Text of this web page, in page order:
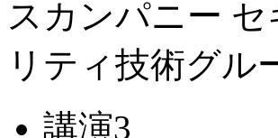
スカンパニー
リティ技術グ
講演3